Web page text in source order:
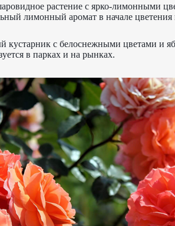
растение с ярко-лимонными
лимонный аромат в начале
кустарник с белоснежными цветами и
в парках и на рынках.